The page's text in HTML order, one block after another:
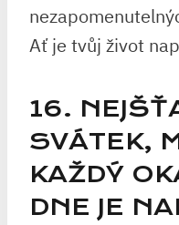
Ať je tvůj život
16.
SVÁTEK,
KAŽDÝ
DNE JE